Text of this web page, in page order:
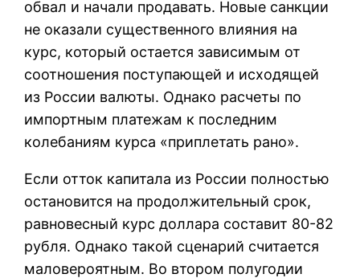
обвал и начали продавать. Новые санкции
не оказали существенного влияния на
курс, который остается зависимым от
соотношения поступающей и исходящей
из России валюты. Однако расчеты по
импортным платежам к последним
колебаниям курса «приплетать рано».
Если отток капитала из России полностью
остановится на продолжительный срок,
равновесный курс доллара составит 80-82
рубля. Однако такой сценарий считается
маловероятным. Во втором полугодии